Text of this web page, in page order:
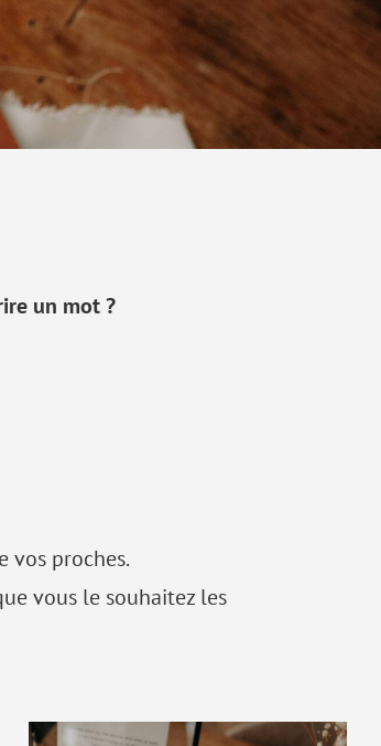
un mot ?
vos proches.
vous le souhaitez les